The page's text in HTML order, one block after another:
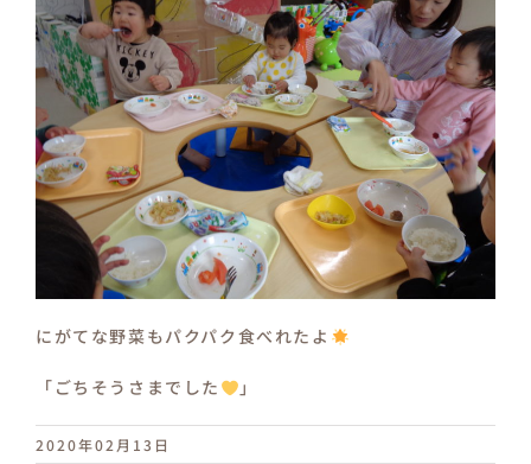
にがてな野菜もパクパク食べれたよ
「ごちそうさまでした 」
2020年02月13日